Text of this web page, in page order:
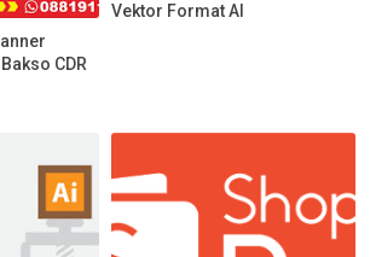
CDR
Vektor Format AI